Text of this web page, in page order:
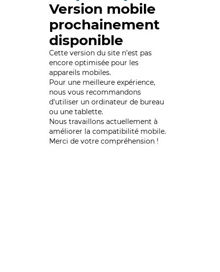
Version mobile
prochainement
disponible
Cette version du site n’est pas
encore optimisée pour les
appareils mobiles.
Pour une meilleure expérience,
nous vous recommandons
d'utiliser un ordinateur de bureau
ou une tablette.
Nous travaillons actuellement à
améliorer la compatibilité mobile.
Merci de votre compréhension !